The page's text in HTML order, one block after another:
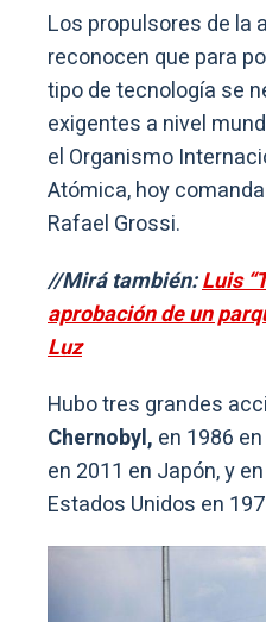
Los propulsores de la
reconocen que para
tipo de tecnología se
exigentes a nivel
el Organismo
Atómica, hoy
Rafael Grossi.
//Mirá también:Luis
aprobación de un
Luz
Hubo tres grandes
Chernobyl, en 1986
en 2011 en Japón, y
Estados Unidos en